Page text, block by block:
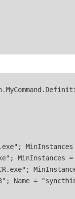
MinInstances
Name =